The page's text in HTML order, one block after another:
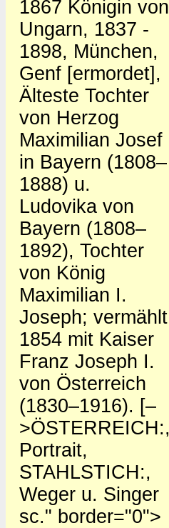
1867 Königin von
Ungarn, 1837 -
1898, München,
Genf [ermordet],
Älteste Tochter
von Herzog
Maximilian Josef
in Bayern (1808–
1888) u.
Ludovika von
Bayern (1808–
1892), Tochter
von König
Maximilian I.
Joseph; vermählt
1854 mit Kaiser
Franz Joseph I.
von Österreich
(1830–1916). [–
>ÖSTERREICH:,
Portrait,
STAHLSTICH:,
Weger u. Singer
sc." border="0">